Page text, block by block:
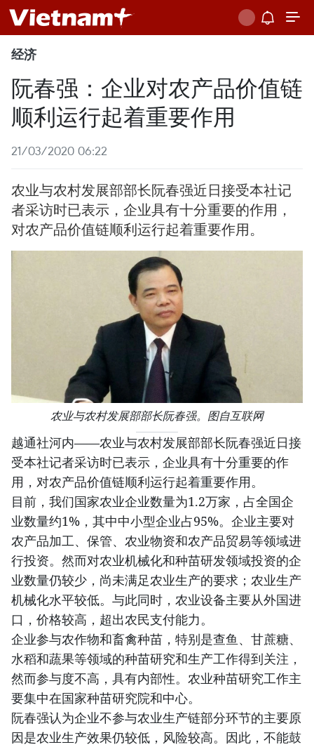
经济
阮春强：企业对农产品价值链
顺利运行起着重要作用
21/03/2020 06:22
农业与农村发展部部长阮春强近日接受本社记
者采访时已表示，企业具有十分重要的作用，
对农产品价值链顺利运行起着重要作用。
农业与农村发展部部长阮春强。图自互联网
越通社河内——农业与农村发展部部长阮春强近日接
受本社记者采访时已表示，企业具有十分重要的作
用，对农产品价值链顺利运行起着重要作用。
目前，我们国家农业企业数量为1.2万家，占全国企
业数量约1%，其中中小型企业占95%。企业主要对
农产品加工、保管、农业物资和农产品贸易等领域进
行投资。然而对农业机械化和种苗研发领域投资的企
业数量仍较少，尚未满足农业生产的要求；农业生产
机械化水平较低。与此同时，农业设备主要从外国进
口，价格较高，超出农民支付能力。
企业参与农作物和畜禽种苗，特别是查鱼、甘蔗糖、
水稻和蔬果等领域的种苗研究和生产工作得到关注，
然而参与度不高，具有内部性。农业种苗研究工作主
要集中在国家种苗研究院和中心。
阮春强认为企业不参与农业生产链部分环节的主要原
因是农业生产效果仍较低，风险较高。因此，不能鼓